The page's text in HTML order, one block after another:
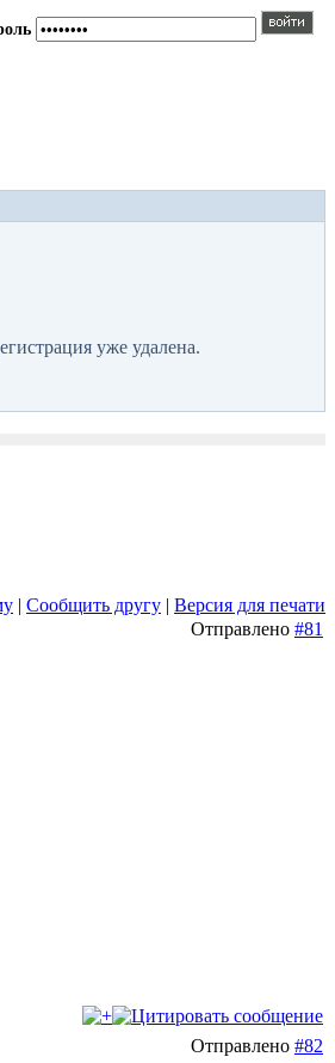
уже удалена.
| Сообщить другу | Версия для печати
Отправлено #81
Отправлено #82